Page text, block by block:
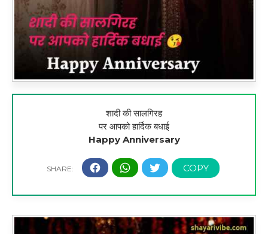
शादी की सालगिरह
पर आपको हार्दिक बधाई
Happy Anniversary